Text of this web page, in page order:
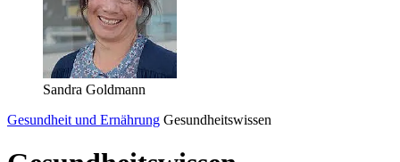
Sandra Goldmann
Gesundheit und Ernährung Gesundheitswissen